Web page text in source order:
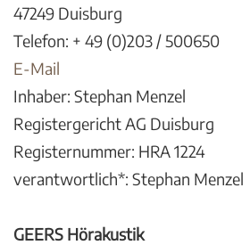
47249 Duisburg
Telefon: + 49 (0)203 / 500650
E-Mail
Inhaber: Stephan Menzel
Registergericht AG Duisburg
Registernummer: HRA 1224
verantwortlich*: Stephan Menzel
GEERS Hörakustik